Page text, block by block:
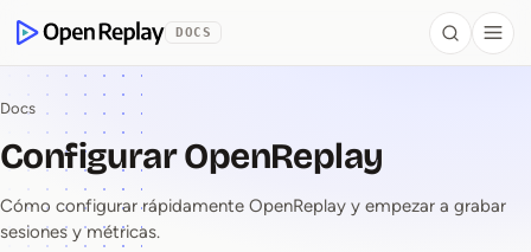
OpenReplay
DOCS Search
Docs
Configurar OpenReplay
Cómo configurar rápidamente OpenReplay y empezar a grabar
sesiones y métricas.